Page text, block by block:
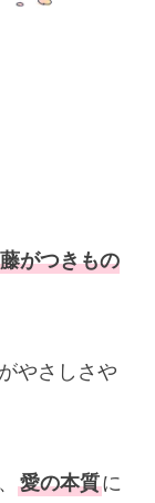
がつきもの
やさしさや
愛の本質に